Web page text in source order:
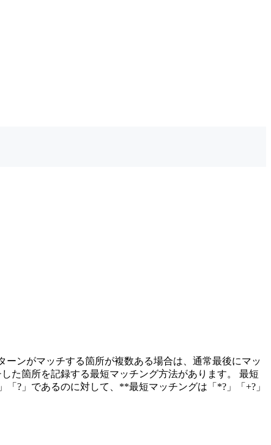
ンがマッチする箇所が複数ある場合は、通常最後にマッ
た箇所を記録する最短マッチング方法があります。 最短
?」であるのに対して、**最短マッチングは「*?」「+?」